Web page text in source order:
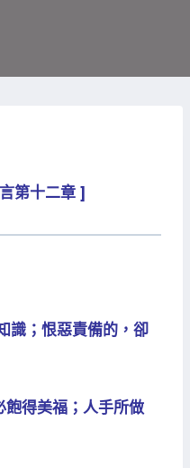
第十二章 ]
識；恨惡責備的，卻
得美福；人手所做